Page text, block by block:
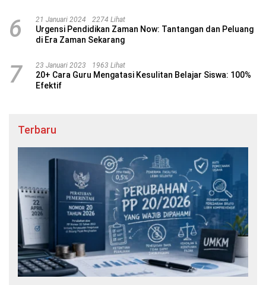
6 21 Januari 2024 2274 Lihat
Urgensi Pendidikan Zaman Now: Tantangan dan Peluang
di Era Zaman Sekarang
7 23 Januari 2023 1963 Lihat
20+ Cara Guru Mengatasi Kesulitan Belajar Siswa: 100%
Efektif
Terbaru